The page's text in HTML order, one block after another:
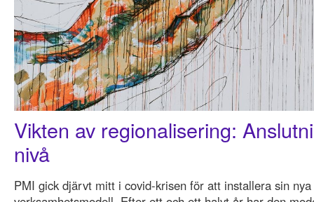
Vikten av regionalisering:
nivå
PMI gick djärvt mitt i covid-krisen för att installera sin